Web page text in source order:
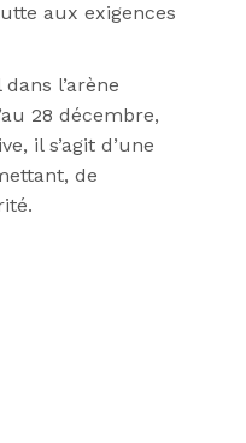
aux exigences
l’arène
28 décembre,
il s’agit d’une
de